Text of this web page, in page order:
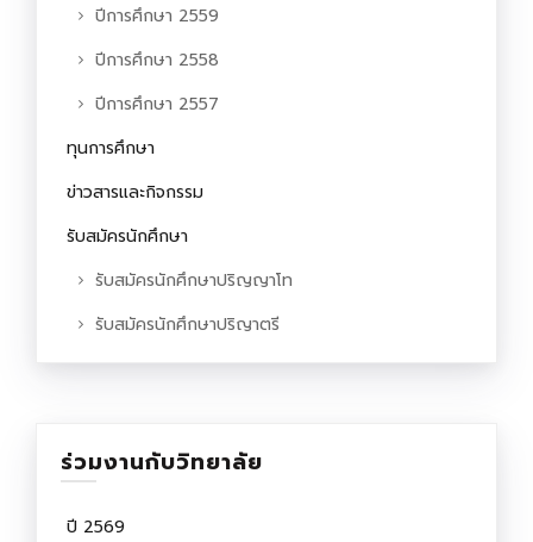
ปีการศึกษา 2559
ปีการศึกษา 2558
ปีการศึกษา 2557
ทุนการศึกษา
ข่าวสารและกิจกรรม
รับสมัครนักศึกษา
รับสมัครนักศึกษาปริญญาโท
รับสมัครนักศึกษาปริญาตรี
ร่วมงานกับวิทยาลัย
ปี 2569